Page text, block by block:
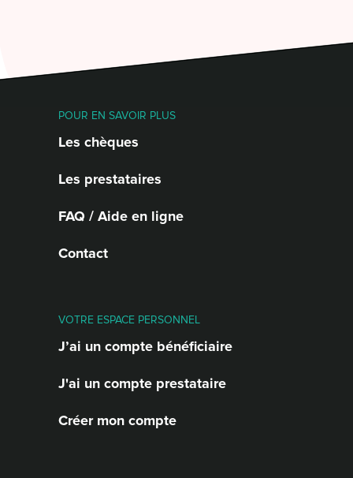
POUR EN SAVOIR PLUS
Les chèques
Les prestataires
FAQ / Aide en ligne
Contact
VOTRE ESPACE PERSONNEL
J’ai un compte bénéficiaire
J'ai un compte prestataire
Créer mon compte